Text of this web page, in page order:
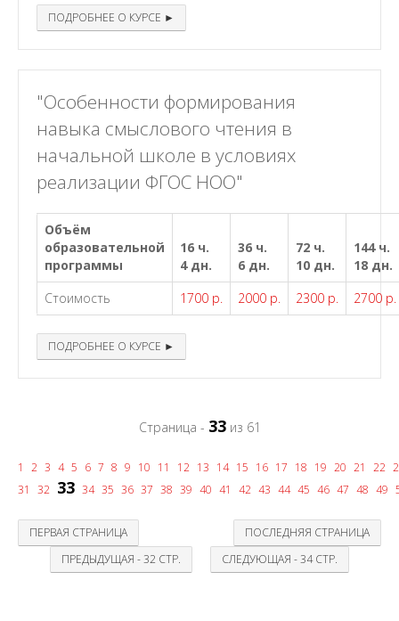
ПОДРОБНЕЕ О КУРСЕ ►
"Особенности формирования
навыка смыслового чтения в
начальной школе в условиях
реализации ФГОС НОО"
Объём
образовательной
программы
16 ч.
4 дн.
36 ч.
6 дн.
72 ч.
10 дн.
144 ч.
18 дн.
Стоимость
1700 р. 2000 р. 2300 р. 2700 р.
ПОДРОБНЕЕ О КУРСЕ ►
Страница - 33из 61
1 2 3 4 5 6 7 8 9 10 11 12 13 14 15 16 17 18 19 20 21 22
31
32 33 34 35 36 37 38 39 40 41 42 43 44 45 46 47 48 49
ПЕРВАЯ СТРАНИЦА
ПОСЛЕДНЯЯ СТРАНИЦА
ПРЕДЫДУЩАЯ - 32 СТР.
СЛЕДУЮЩАЯ - 34 СТР.